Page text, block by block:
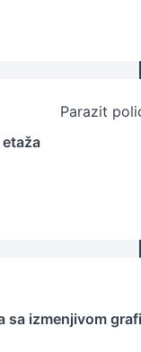
sa izmenjivom